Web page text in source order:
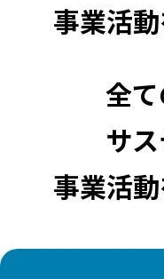
事業活
全
サ
事業活